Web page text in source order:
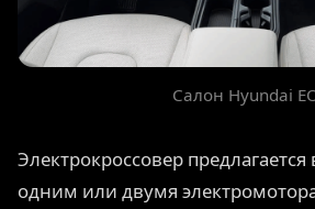
Салон Hyundai
Электрокроссовер предлагается
одним или двумя